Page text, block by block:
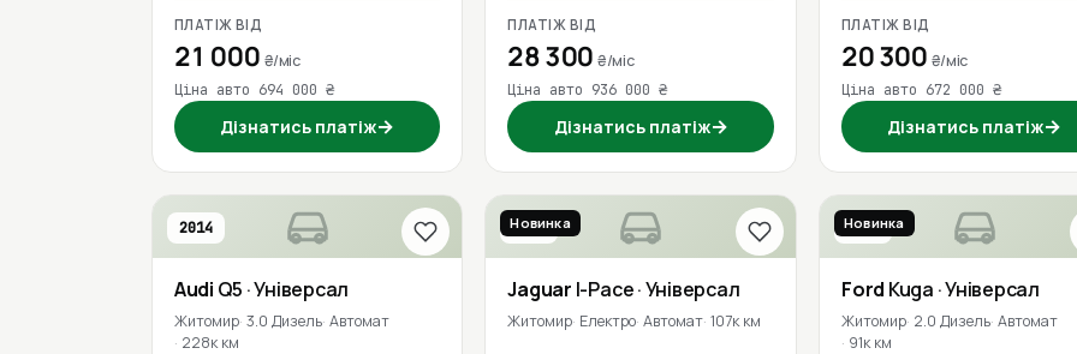
ПЛАТІЖ ВІД
21 000 ₴/міс
Ціна авто 694 000 ₴
Дізнатись платіж→
ПЛАТІЖ ВІД
28 300₴/міс
Ціна авто 936 000 ₴
Дізнатись платіж→
ПЛАТІЖ ВІД
20 300 ₴/міс
Ціна авто 672 000 ₴
Дізнатись платіж→
2014
Audi Q5 · Універсал
Житомир 3.0 Дизель Автомат
228к км
2019
Новинка
Jaguar I-Pace· Універсал
Житомир Електро Автомат 107к км
2019
Новинка
Ford Kuga · Універсал
Житомир 2.0 Дизель Автомат
91к км